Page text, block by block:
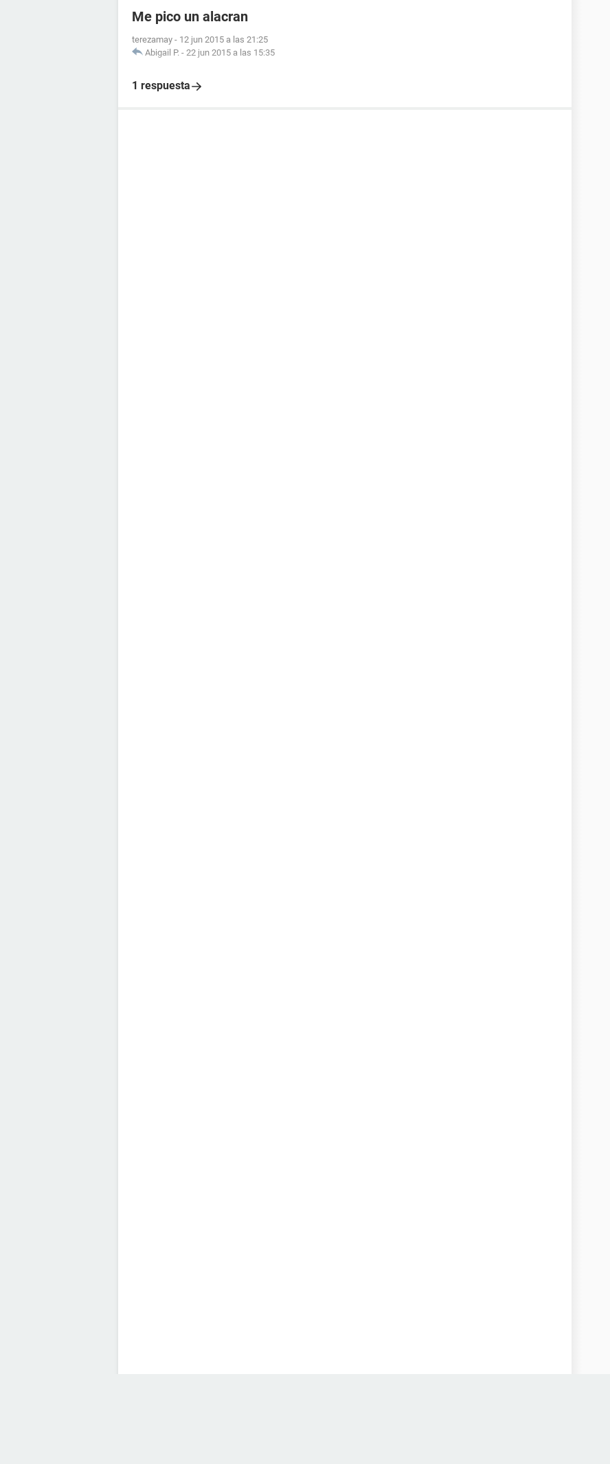
Me pico un alacran
terezamay - 12 jun 2015 a las 21:25
Abigail P. - 22 jun 2015 a las 15:35
1 respuesta